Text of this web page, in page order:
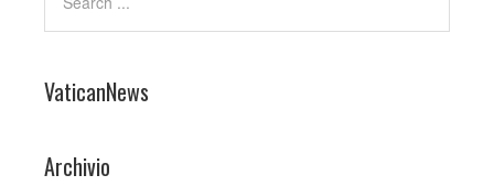
VaticanNews
Archivio